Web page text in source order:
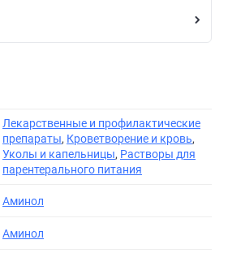
Лекарственные и профилактические
препараты, Кроветворение и кровь,
Уколы и капельницы, Растворы для
парентерального питания
Аминол
Аминол